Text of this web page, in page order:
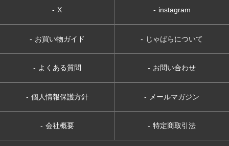
- instagram
- X
- じゃばらについて
- お買い物ガイド
- お問い合わせ
- よくある質問
- メールマガジン
- 個人情報保護方針
- 特定商取引法
- 会社概要